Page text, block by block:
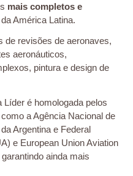
mais completos e
América Latina.
de revisões de aeronaves,
aeronáuticos,
pintura e design de
Líder é homologada pelos
como a Agência Nacional de
Argentina e Federal
e European Union Aviation
ainda mais